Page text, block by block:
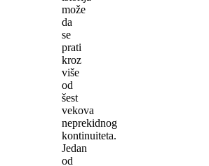
može
da
se
prati
kroz
više
od
šest
vekova
neprekidnog
kontinuiteta.
Jedan
od